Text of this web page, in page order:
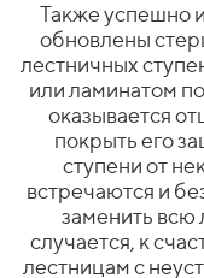
Также успешно
обновлены
лестничных
или ламинатом
оказывается
покрыть его
ступени от
встречаются и
заменить всю
случается, к
лестницам с